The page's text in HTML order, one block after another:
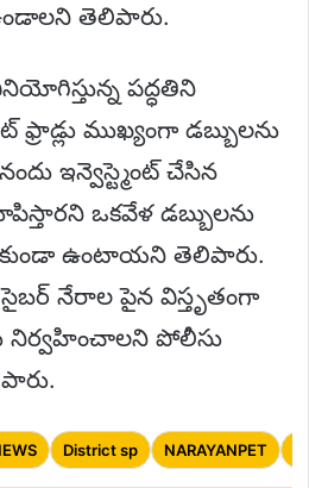
తెలిపారు.
పద్ధతిని
ఫ్రాడ్లు ముఖ్యంగా డబ్బులను
ఇన్వెస్ట్మెంట్ చేసిన
ఒకవేళ డబ్బులను
ఉంటాయని తెలిపారు.
సైబర్ నేరాల పైన విస్తృతంగా
నిర్వహించాలని పోలీసు
District sp NARAYANPET